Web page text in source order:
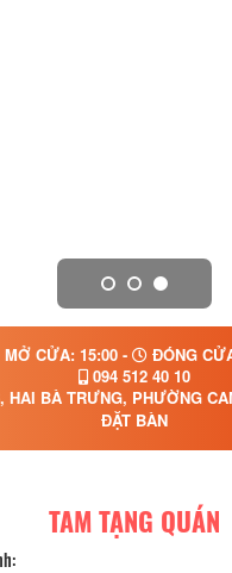
MỞ CỬA: 15:00 -
ĐÓNG
094 512 40 10
HAI BÀ TRƯNG, PHƯỜNG
ĐẶT BÀN
TAM TẠNG QUÁN